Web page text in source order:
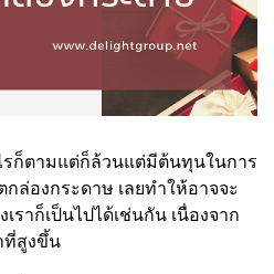
ก็ตามแต่ก็ล้วนแต่มีต้นทุนในการ
ล่องกระดาษ เลยทำให้อาจจะ
ราก็เป็นไปได้เช่นกัน เนื่องจาก
ที่สูงขึ้น